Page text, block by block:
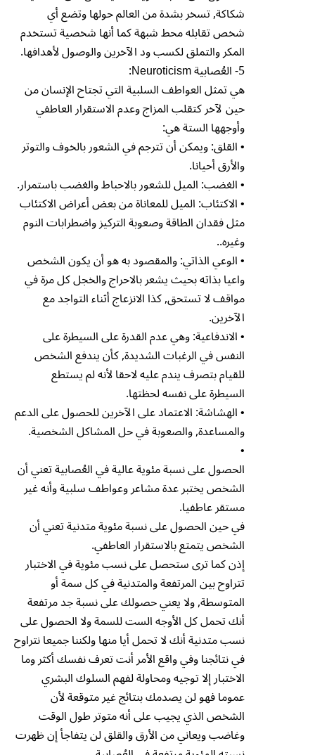
شكاكة, تسخر بشدة من العالم حولها وتضع أي
شخص تقابله محط شبهة كما أنها شخصية تستخدم
المكر والتملق لكسب ود الآخرين والوصول لأهدافها.
5- العُصابية Neuroticism:
هي تمثل العواطف السلبية التي تجتاح الإنسان من
حين لآخر كتقلب المزاج وعدم الاستقرار العاطفي
وأوجهها الستة هي:
• القلق: ويمكن أن تترجم في الشعور بالخوف والتوتر
والأرق أحيانا.
• الغضب: الميل للشعور بالاحباط والغضب باستمرار.
• الاكتئاب: الميل للمعاناة من بعض أعراض الاكتئاب
مثل فقدان الطاقة وصعوبة التركيز واضطرابات النوم
وغيره..
• الوعي الذاتي: والمقصود به هو أن يكون الشخص
واعيا بذاته بحيث يشعر بالاحراج والخجل كل مرة في
مواقف لا تستحق, كذا الانزعاج أثناء التواجد مع
الآخرين.
• الاندفاعية: وهي عدم القدرة على السيطرة على
النفس في الرغبات الشديدة, كأن يندفع الشخص
للقيام بتصرف يندم عليه لاحقا لأنه لم يستطع
السيطرة على نفسه لحظتها.
• الهشاشة: الاعتماد على الآخرين للحصول على الدعم
والمساعدة, والصعوبة في حل المشاكل الشخصية.
•
الحصول على نسبة مئوية عالية في العُصابية تعني أن
الشخص يختبر عدة مشاعر وعواطف سلبية وأنه غير
مستقر عاطفيا.
في حين الحصول على نسبة مئوية متدنية تعني أن
الشخص يتمتع بالاستقرار العاطفي.
إذن كما ترى ستحصل على نسب مئوية في الاختبار
تتراوح بين المرتفعة والمتدنية في كل سمة أو
المتوسطة, ولا يعني حصولك على نسبة جد مرتفعة
أنك تحمل كل الأوجه الست للسمة ولا الحصول على
نسب متدنية أنك لا تحمل أيا منها ولكننا جميعا نتراوح
في نتائجنا وفي واقع الأمر أنت تعرف نفسك أكثر وما
الاختبار إلا توجيه ومحاولة لفهم السلوك البشري
عموما فهو لن يصدمك بنتائج غير متوقعة لأن
الشخص الذي يجيب على أنه متوتر طول الوقت
وغاضب ويعاني من الأرق والقلق لن يتفاجأ إن ظهرت